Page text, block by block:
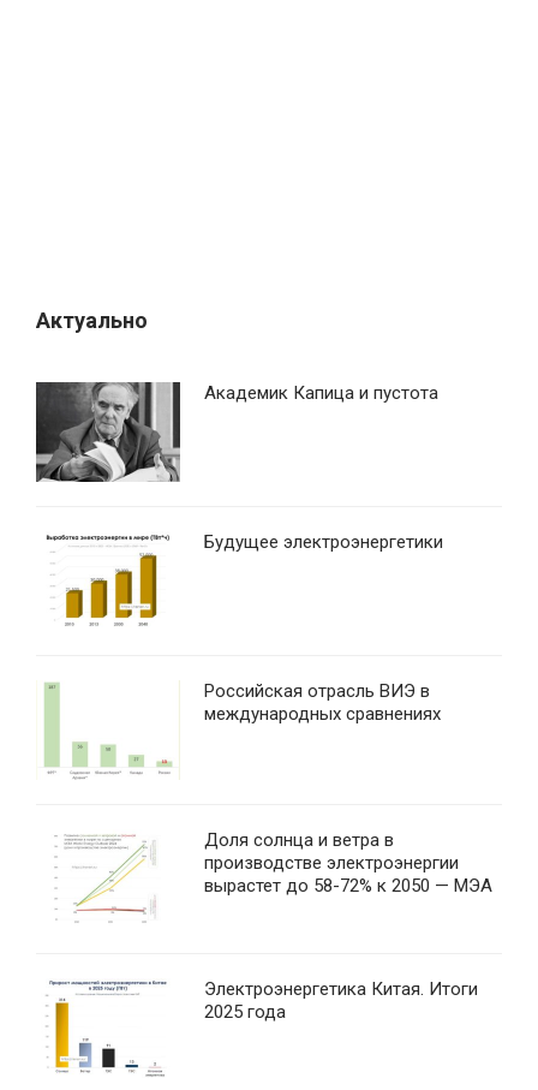
я
Актуально
Академик Капица и пустота
Будущее электроэнергетики
Российская отрасль ВИЭ в
международных сравнениях
Доля солнца и ветра в
производстве электроэнергии
вырастет до 58-72% к 2050 — МЭА
Электроэнергетика Китая. Итоги
2025 года